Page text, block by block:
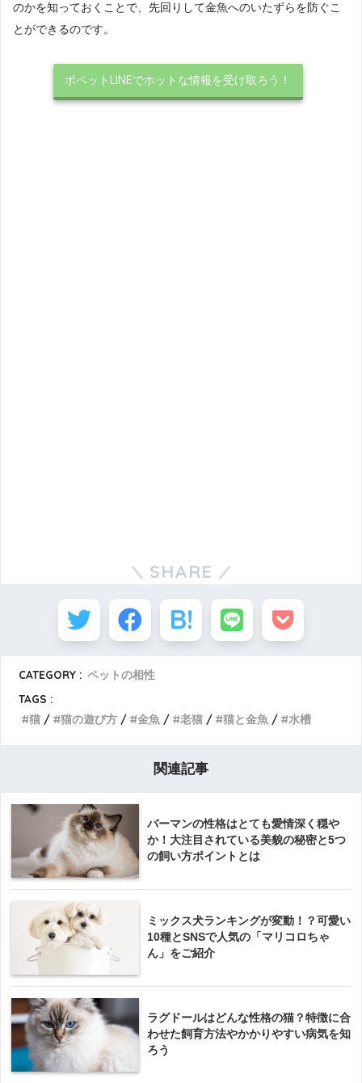
のかを知っておくことで、先回りして金魚へのいたずらを防ぐこ
とができるのです。
ポペットLINEでホットな情報を受け取ろう！
SHARE
CATEGORY : ペットの相性
TAGS :
猫
猫の遊び方 金魚 老猫 猫と金魚 水槽
関連記事
バーマンの性格はとても愛情深く穏や
か！大注目されている美貌の秘密と5つ
の飼い方ポイントとは
ミックス犬ランキングが変動！？可愛い
10種とSNSで人気の「マリコロちゃ
ん」をご紹介
ラグドールはどんな性格の猫？特徴に合
わせた飼育方法やかかりやすい病気を知
ろう